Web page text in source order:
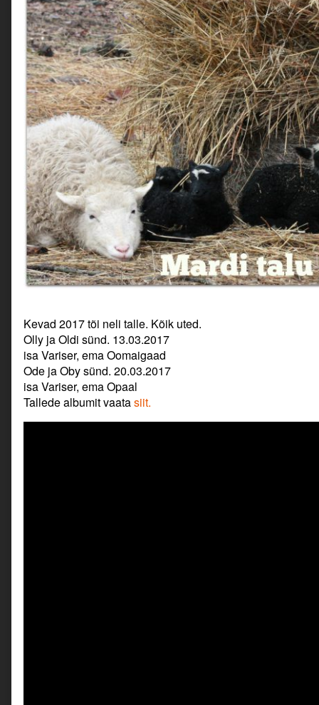
Kevad 2017 tõi neli talle. Kõik uted.
Olly ja Oldi sünd. 13.03.2017
isa Variser, ema Oomaigaad
Ode ja Oby sünd. 20.03.2017
isa Variser, ema Opaal
Tallede albumit vaatasiit.